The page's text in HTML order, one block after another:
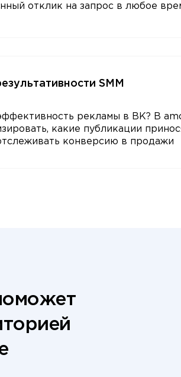
отклик на запрос в любое
SMM
рекламы в ВК? В
какие публикации
конверсию в продажи